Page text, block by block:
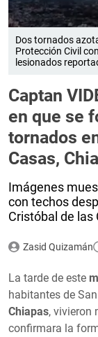
Dos tornados
Protección Civil
lesionados
Captan
en que se
tornados
Casas,
Imágenes
con techos
Cristóbal de las
Zasid Quizamán
La tarde de este
habitantes de
Chiapas, vivieron
confirmara la